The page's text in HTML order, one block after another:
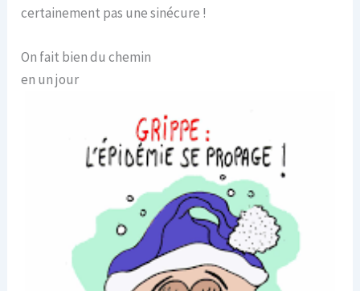
certainement pas une sinécure !
On fait bien du chemin
en un jour